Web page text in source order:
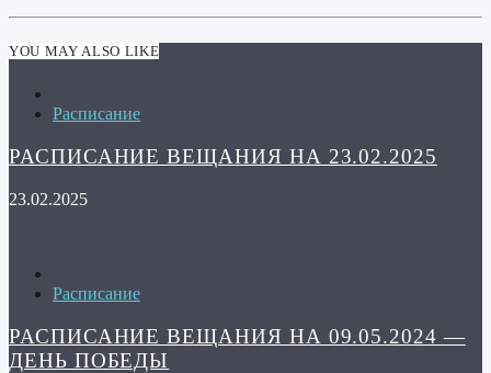
YOU MAY ALSO LIKE
Расписание
РАСПИСАНИЕ ВЕЩАНИЯ НА 23.02.2025
23.02.2025
Расписание
РАСПИСАНИЕ ВЕЩАНИЯ НА 09.05.2024 —
ДЕНЬ ПОБЕДЫ